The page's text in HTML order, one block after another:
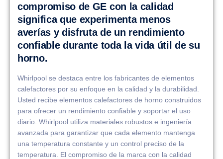
compromiso de GE con la calidad
significa que experimenta menos
averías y disfruta de un rendimiento
confiable durante toda la vida útil de su
horno.
Whirlpool se destaca entre los fabricantes de elementos
calefactores por su enfoque en la calidad y la durabilidad.
Usted recibe elementos calefactores de horno construidos
para ofrecer un rendimiento confiable y soportar el uso
diario. Whirlpool utiliza materiales robustos e ingeniería
avanzada para garantizar que cada elemento mantenga
una temperatura constante y un control preciso de la
temperatura. El compromiso de la marca con la calidad